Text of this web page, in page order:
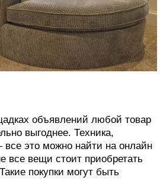
объявлений любой товар
выгоднее. Техника,
это можно найти на онлайн
все вещи стоит приобретать
покупки могут быть